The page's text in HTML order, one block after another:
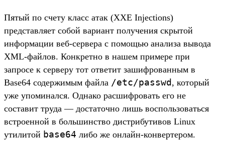
Пятый по счету класс атак (XXE Injections)
представляет собой вариант получения скрытой
информации веб-сервера с помощью анализа вывода
XML-файлов. Конкретно в нашем примере при
запросе к серверу тот ответит зашифрованным в
Base64 содержимым файла /etc/passwd, который
уже упоминался. Однако расшифровать его не
составит труда — достаточно лишь воспользоваться
встроенной в большинство дистрибутивов Linux
утилитой base64 либо же онлайн-конвертером.